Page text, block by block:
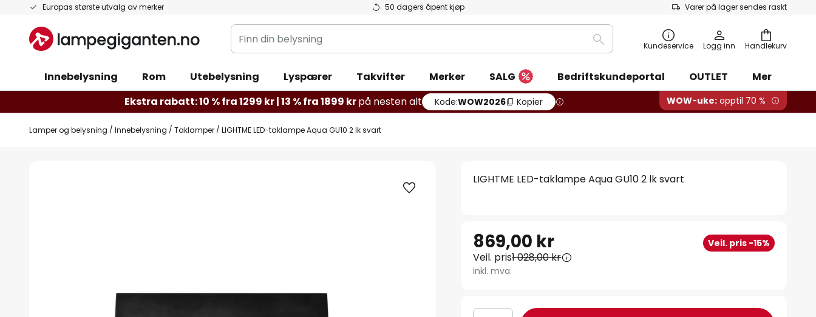
Europas største utvalg av merker 50 dagers åpent kjøp Varer på lager sendes raskt
Hopp
innhold
Handlekurv
Finn
din
Søk Kundeservice Logg inn
Innebelysning Rom Utebelysning Lyspærer Takvifter Merker SALG Bedriftskundeportal OUTLET
Mer
Ekstra rabatt: 10 % fra 1299 kr | 13 % fra 1899 krpå nesten alt Kode:WOW2026 Kopier WOW-uke: opptil 70 %
Lamper og belysning Innebelysning Taklamper LIGHTME LED-taklampe Aqua GU10 2 lk svart
LIGHTME LED-taklampe Aqua GU10 2 lk svart
869,00 kr Veil. pris -15%
Veil. pris1 028,00 kr
inkl. mva.